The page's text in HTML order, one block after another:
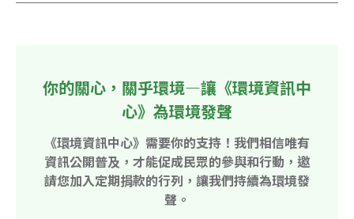
你的關心，關乎環境—讓《環境資訊中
心》為環境發聲
《環境資訊中心》需要你的支持！我們相信唯有
資訊公開普及，才能促成民眾的參與和行動，邀
請您加入定期捐款的行列，讓我們持續為環境發
聲。